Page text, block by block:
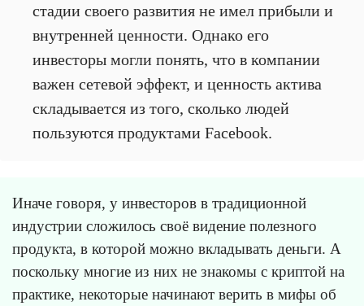
стадии своего развития не имел прибыли и
внутренней ценности. Однако его
инвесторы могли понять, что в компании
важен сетевой эффект, и ценность актива
складывается из того, сколько людей
пользуются продуктами Facebook.
Иначе говоря, у инвесторов в традиционной
индустрии сложилось своё видение полезного
продукта, в которой можно вкладывать деньги. А
поскольку многие из них не знакомы с криптой на
практике, некоторые начинают верить в мифы об